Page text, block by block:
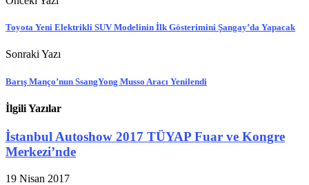
Toyota Yeni Elektrikli SUV Modelinin İlk Gösterimini Şangay’da Yapacak
Sonraki Yazı
Barış Manço’nun SsangYong Musso Aracı Yenilendi
İlgili Yazılar
İstanbul Autoshow 2017 TÜYAP Fuar ve Kongre
Merkezi’nde
19 Nisan 2017